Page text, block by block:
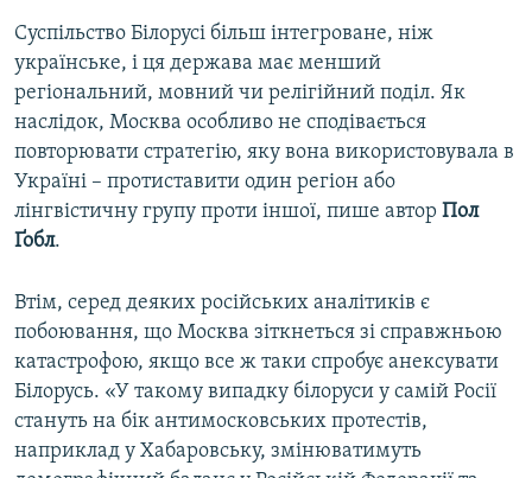
Cуспільство Білорусі більш інтегроване, ніж
українське, і ця держава має менший
регіональний, мовний чи релігійний поділ. Як
наслідок, Москва особливо не сподівається
повторювати стратегію, яку вона використовувала в
Україні – протиставити один регіон або
лінгвістичну групу проти іншої, пише автор Пол
Ґобл.
Втім, серед деяких російських аналітиків є
побоювання, що Москва зіткнеться зі справжньою
катастрофою, якщо все ж таки спробує анексувати
Білорусь. «У такому випадку білоруси у самій Росії
стануть на бік антимосковських протестів,
наприклад у Хабаровську, змінюватимуть